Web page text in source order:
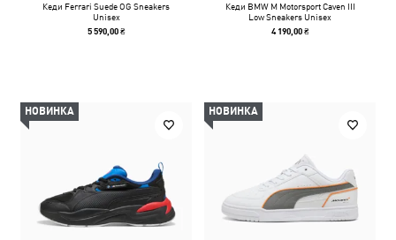
Кеди Ferrari Suede OG Sneakers
Unisex
5 590,00 ₴
Кеди BMW M Motorsport Caven III
Low Sneakers Unisex
4 190,00 ₴
НОВИНКА НОВИНКА